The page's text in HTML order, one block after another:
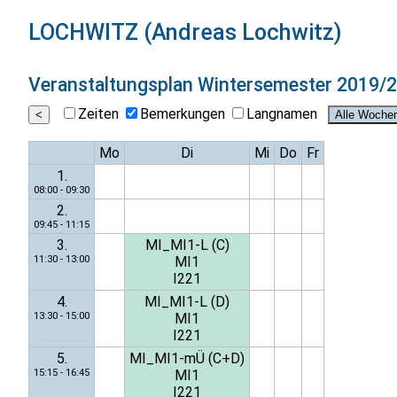
LOCHWITZ (Andreas Lochwitz)
Veranstaltungsplan Wintersemester 2019/
Zeiten Bemerkungen Langnamen
Mo Di Mi Do
Fr
1.
08:00 - 09:30
2.
09:45 - 11:15
3.
11:30 - 13:00
MI_MI1-L (C)
MI1
I221
4.
13:30 - 15:00
MI_MI1-L (D)
MI1
I221
5.
15:15 - 16:45
MI_MI1-mÜ (C+D)
MI1
I221